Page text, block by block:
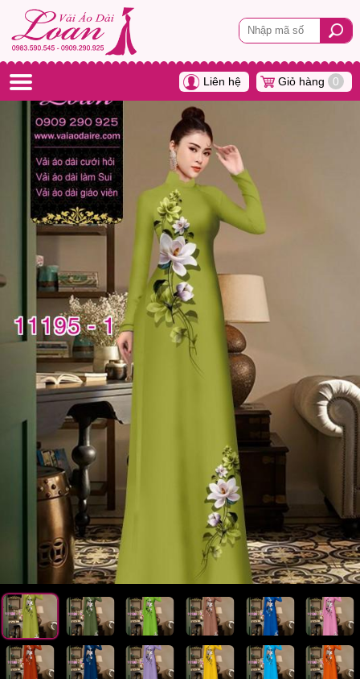
Liên hệ Giỏ hàng 0